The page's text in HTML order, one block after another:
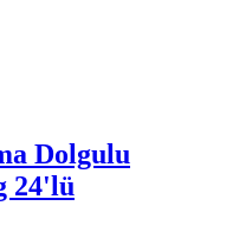
Dolgulu
24'lü